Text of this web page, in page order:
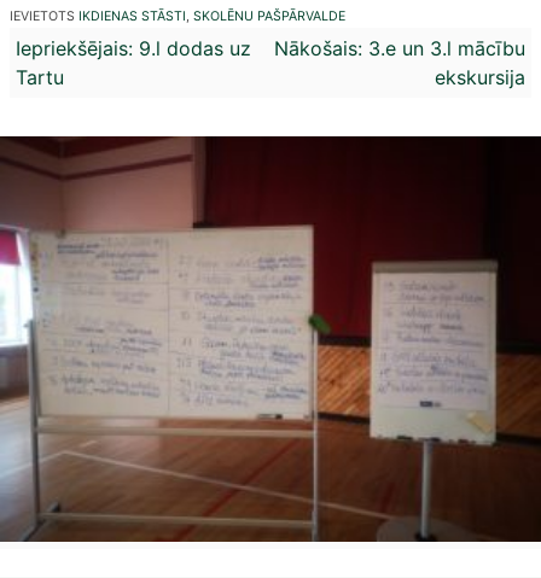
IEVIETOTS IKDIENAS STĀSTI, SKOLĒNU PAŠPĀRVALDE
Ziņu
izvēlne
Iepriekšējais: 9.l dodas uz
Tartu
Nākošais: 3.e un 3.l mācību
ekskursija